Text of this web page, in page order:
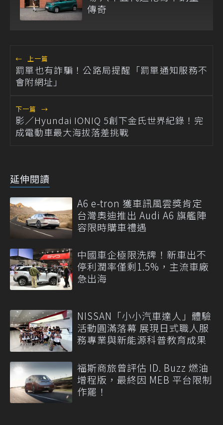
傳奇
← 上一篇
罰單也有詐騙！公路局提醒「罰單通知服務不
會附網址」
下一篇 →
影／Hyundai IONIQ 5創下金氏世界紀錄！完
成電動車最大海拔落差挑戰
延伸閱讀
A6 e-tron 獲車訊風雲獎肯定
台灣奧迪推出 Audi A6 旗艦陣
容限時購車禮遇
中國車企極限洗牌！新車出不
停利潤率僅剩1.5%，主流車廠
急出海
NISSAN「小小汽車達人」體驗
活動圓滿落幕 展現日式職人服
務專業與新能源科普教育成果
福斯商旅曾評估 ID. Buzz 燃油
增程版，最終因 MEB 平台限制
作罷！